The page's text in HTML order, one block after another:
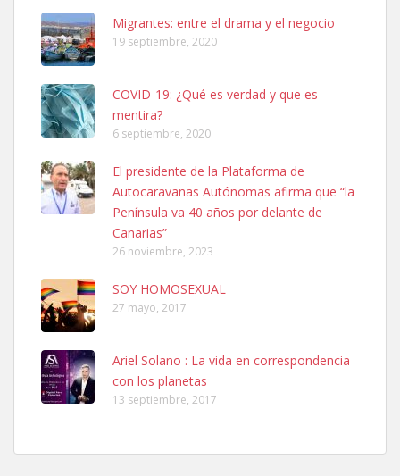
Leales.org » Gran Canaria
Ninfa perdida
El día 5 se los perdió una ninfa papillera, asustada tiene miedo a la
calle, se perdió por la zon...
Leales.org » Gran Canaria
6.7.2025
Adopcion
Busco casa de acogida para mi perrita ya que por temas de trabajo
no la puedo tener. Solo gente r...
Migrantes: entre el drama y el negocio
19 septiembre, 2020
COVID-19: ¿Qué es verdad y que es
mentira?
6 septiembre, 2020
El presidente de la Plataforma de
Autocaravanas Autónomas afirma que “la
Península va 40 años por delante de
Canarias”
26 noviembre, 2023
SOY HOMOSEXUAL
27 mayo, 2017
Ariel Solano : La vida en correspondencia
con los planetas
13 septiembre, 2017